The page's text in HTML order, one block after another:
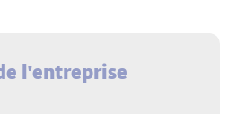
l'entreprise